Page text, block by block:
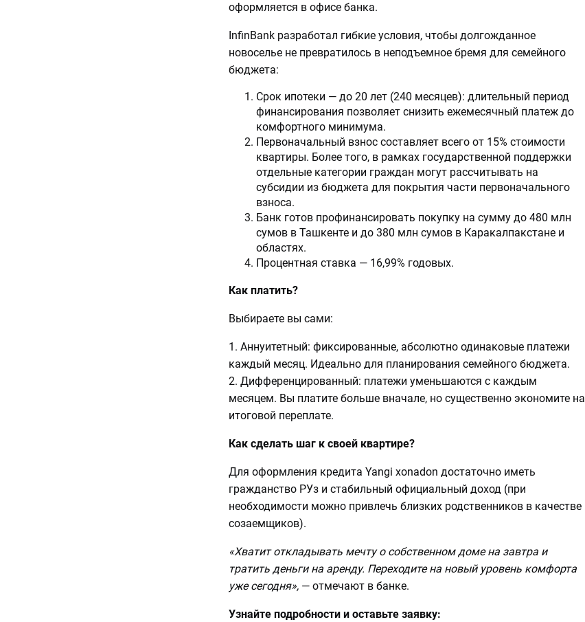
оформляется в офисе банка.
InfinBank разработал гибкие условия, чтобы долгожданное
новоселье не превратилось в неподъемное бремя для семейного
бюджета:
Срок ипотеки — до 20 лет (240 месяцев): длительный период
финансирования позволяет снизить ежемесячный платеж до
комфортного минимума.
Первоначальный взнос составляет всего от 15% стоимости
квартиры. Более того, в рамках государственной поддержки
отдельные категории граждан могут рассчитывать на
субсидии из бюджета для покрытия части первоначального
взноса.
Банк готов профинансировать покупку на сумму до 480 млн
сумов в Ташкенте и до 380 млн сумов в Каракалпакстане и
областях.
Процентная ставка — 16,99% годовых.
Как платить?
Выбираете вы сами:
1. Аннуитетный: фиксированные, абсолютно одинаковые платежи
каждый месяц. Идеально для планирования семейного бюджета.
2. Дифференцированный: платежи уменьшаются с каждым
месяцем. Вы платите больше вначале, но существенно экономите на
итоговой переплате.
Как сделать шаг к своей квартире?
Для оформления кредита Yangi xonadon достаточно иметь
гражданство РУз и стабильный официальный доход (при
необходимости можно привлечь близких родственников в качестве
созаемщиков).
«Хватит откладывать мечту о собственном доме на завтра и
тратить деньги на аренду. Переходите на новый уровень комфорта
уже сегодня»,— отмечают в банке.
Узнайте подробности и оставьте заявку: